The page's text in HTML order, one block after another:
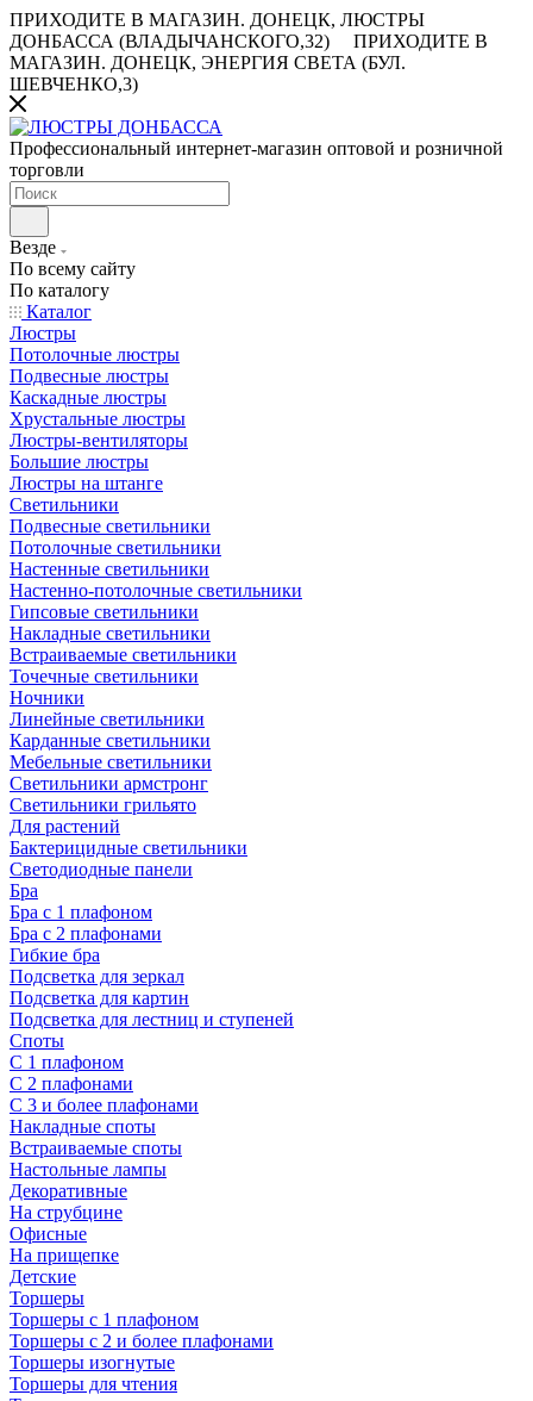
ПРИХОДИТЕ В МАГАЗИН. ДОНЕЦК, ЛЮСТРЫ
ДОНБАССА (ВЛАДЫЧАНСКОГО,32)
ПРИХОДИТЕ В
МАГАЗИН. ДОНЕЦК, ЭНЕРГИЯ СВЕТА (БУЛ.
ШЕВЧЕНКО,3)
Профессиональный интернет-магазин оптовой и розничной
торговли
Везде
По всему сайту
По каталогу
Каталог
Люстры
Потолочные люстры
Подвесные люстры
Каскадные люстры
Хрустальные люстры
Люстры-вентиляторы
Большие люстры
Люстры на штанге
Светильники
Подвесные светильники
Потолочные светильники
Настенные светильники
Настенно-потолочные светильники
Гипсовые светильники
Накладные светильники
Встраиваемые светильники
Точечные светильники
Ночники
Линейные светильники
Карданные светильники
Мебельные светильники
Светильники армстронг
Светильники грильято
Для растений
Бактерицидные светильники
Светодиодные панели
Бра
Бра с 1 плафоном
Бра с 2 плафонами
Гибкие бра
Подсветка для зеркал
Подсветка для картин
Подсветка для лестниц и ступеней
Споты
С 1 плафоном
С 2 плафонами
С 3 и более плафонами
Накладные споты
Встраиваемые споты
Настольные лампы
Декоративные
На струбцине
Офисные
На прищепке
Детские
Торшеры
Торшеры с 1 плафоном
Торшеры с 2 и более плафонами
Торшеры изогнутые
Торшеры для чтения